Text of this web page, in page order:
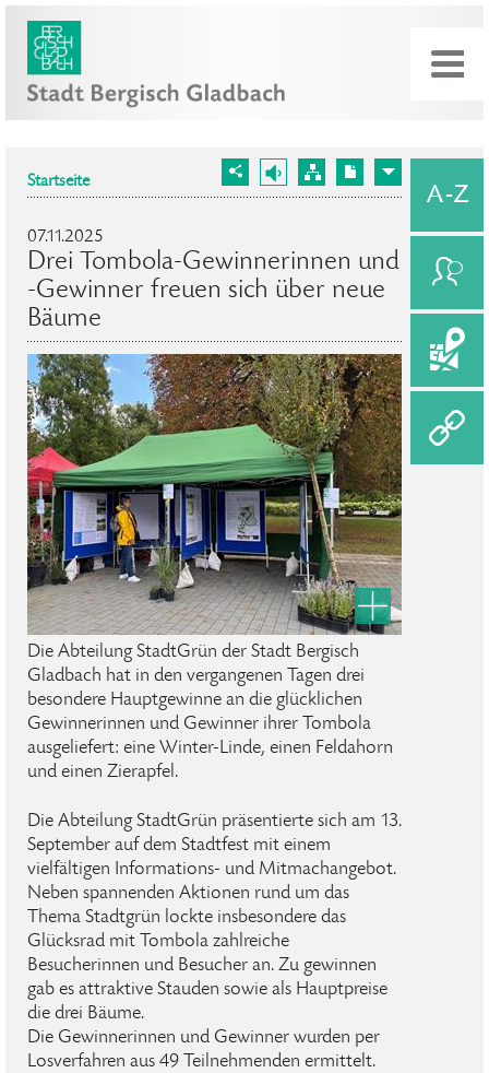
Startseite
07.11.2025
Drei Tombola-Gewinnerinnen und
-Gewinner freuen sich über neue
Bäume
Die Abteilung StadtGrün der Stadt Bergisch
Gladbach hat in den vergangenen Tagen drei
besondere Hauptgewinne an die glücklichen
Gewinnerinnen und Gewinner ihrer Tombola
ausgeliefert: eine Winter-Linde, einen Feldahorn
und einen Zierapfel.
Die Abteilung StadtGrün präsentierte sich am 13.
September auf dem Stadtfest mit einem
vielfältigen Informations- und Mitmachangebot.
Neben spannenden Aktionen rund um das
Thema Stadtgrün lockte insbesondere das
Glücksrad mit Tombola zahlreiche
Besucherinnen und Besucher an. Zu gewinnen
gab es attraktive Stauden sowie als Hauptpreise
die drei Bäume.
Die Gewinnerinnen und Gewinner wurden per
Losverfahren aus 49 Teilnehmenden ermittelt.